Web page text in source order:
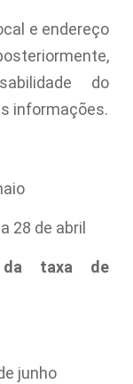
e endereço
do
informações.
28 de abril
da taxa de
junho